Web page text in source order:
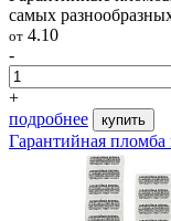
самых
от 4.10
-
+
подробнее
купить
Гарантийная